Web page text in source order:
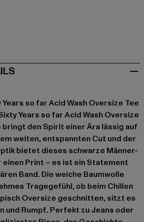
so far Acid Wash Oversize Tee
Years so far Acid Wash Oversize
bringt den Spirit einer Ära lässig auf
weiten, entspannten Cut und der
bietet dieses schwarze Männer-
einen Print – es ist ein Statement
Band. Die weiche Baumwolle
Tragegefühl, ob beim Chillen
Oversize geschnitten, sitzt es
und Rumpf. Perfekt zu Jeans oder